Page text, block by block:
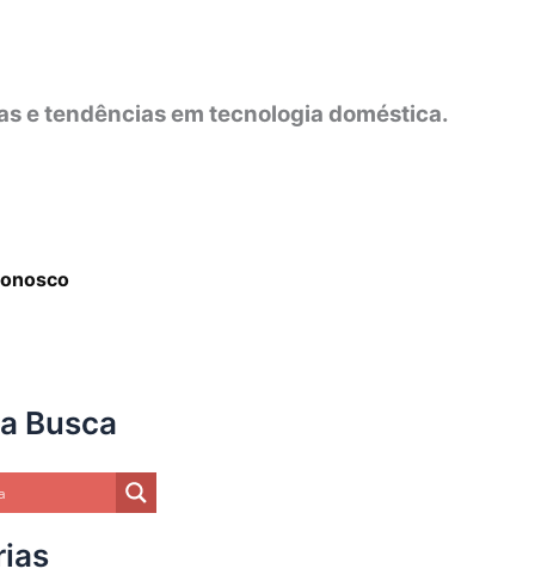
e tendências em tecnologia doméstica.
Busca